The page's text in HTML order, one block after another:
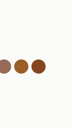
- SPF50
- SPF50- SPF50
Medium Deep -
Cool Medium Deep
WarmWarm